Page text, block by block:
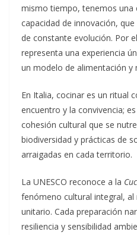
mismo tiempo, tenemos una
capacidad de innovación,
de constante evolución. Por
representa una experiencia
un modelo de alimentación y
En Italia, cocinar es un ritual
encuentro y la convivencia;
cohesión cultural que se
biodiversidad y prácticas de
arraigadas en cada territorio.
La UNESCO reconoce a la
fenómeno cultural integral,
unitario. Cada preparación
resiliencia y sensibilidad